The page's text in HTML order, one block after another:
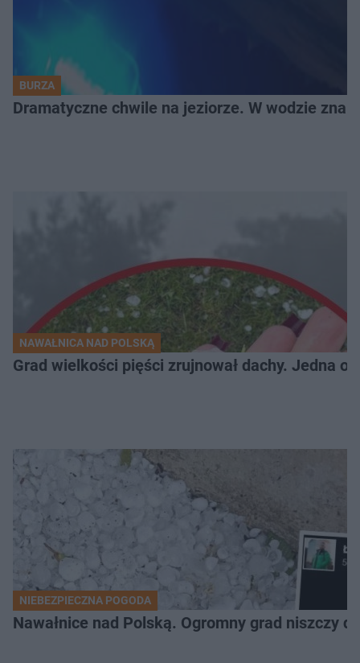
BURZA
Dramatyczne chwile na jeziorze. W wodzie
NAWAŁNICA NAD POLSKĄ
Grad wielkości pięści zrujnował dachy. Jedna
NIEBEZPIECZNA POGODA
Nawałnice nad Polską. Ogromny grad niszczy